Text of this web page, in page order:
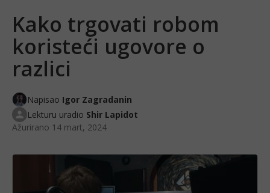
Kako trgovati robom
koristeći ugovore o
razlici
Napisao Igor Zagradanin
Lekturu uradio Shir Lapidot
Ažurirano 14 mart, 2024